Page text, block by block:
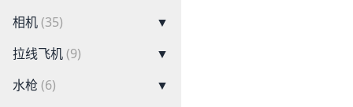
相机(35)
▼
拉线飞机(9)
▼
水枪 (6)
▼